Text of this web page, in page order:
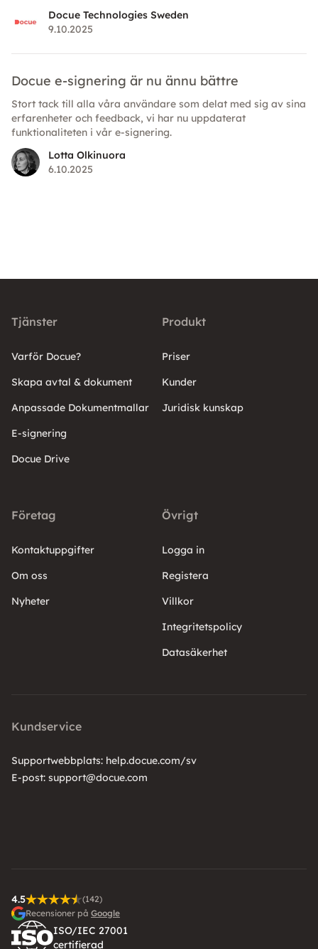
Docue Technologies Sweden
9.10.2025
Docue e-signering är nu ännu bättre
Stort tack till alla våra användare som delat med sig av sina
erfarenheter och feedback, vi har nu uppdaterat
funktionaliteten i vår e-signering.
Lotta Olkinuora
6.10.2025
Tjänster
Varför Docue?
Skapa avtal & dokument
Anpassade Dokumentmallar
E-signering
Docue Drive
Produkt
Priser
Kunder
Juridisk kunskap
Företag
Kontaktuppgifter
Om oss
Nyheter
Övrigt
Logga in
Registera
Villkor
Integritetspolicy
Datasäkerhet
Kundservice
Supportwebbplats: help.docue.com/sv
E-post: support@docue.com
4.5
(142)
Recensioner på Google
ISO/IEC 27001
certifierad